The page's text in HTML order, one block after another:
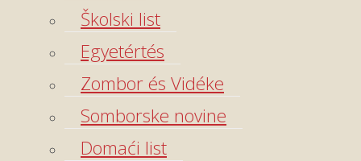
Školski list
Egyetértés
Zombor és Vidéke
Somborske novine
Domaći list